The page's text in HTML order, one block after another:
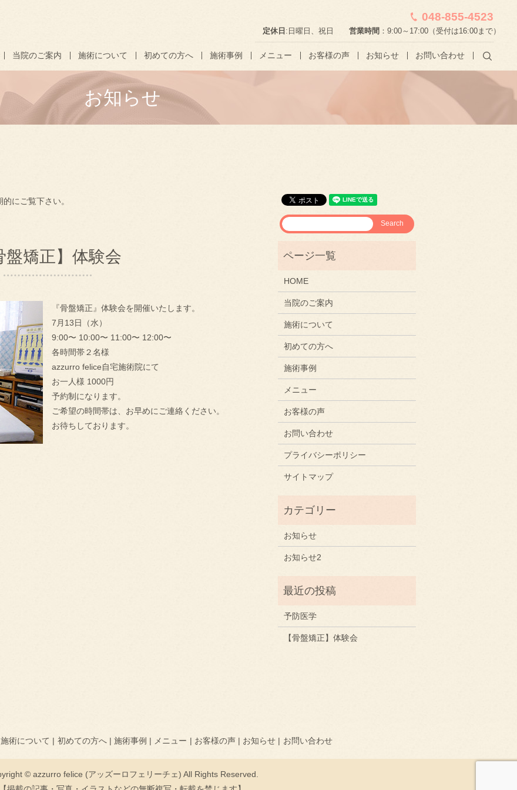
048-855-4523
定休日 :日曜日、祝日 営業時間 ：9:00～17:00（受付は16:00まで）
当院のご案内 施術について 初めての方へ 施術事例 メニュー お客様の声 お知らせ お問い合わせ
お知らせ
にご覧下さい。
盤矯正】体験会
『骨盤矯正』体験会を開催いたします。
7月13日（水）
9:00〜 10:00〜 11:00〜 12:00〜
各時間帯２名様
azzurro felice自宅施術院にて
お一人様 1000円
予約制になります。
ご希望の時間帯は、お早めにご連絡ください。
お待ちしております。
HOME
当院のご案内
施術について
初めての方へ
施術事例
メニュー
お客様の声
お問い合わせ
プライバシーポリシー
サイトマップ
お知らせ
お知らせ2
予防医学
【骨盤矯正】体験会
施術について 初めての方へ 施術事例 メニュー お客様の声 お知らせ お問い合わせ
© azzurro felice (アッズーロフェリーチェ) All Rights Reserved.